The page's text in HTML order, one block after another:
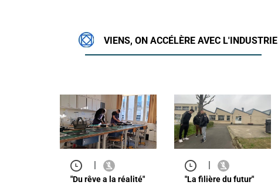
VIENS, ON ACCÉLÈRE AVEC L'INDUSTRIE
"Du rêve a la réalité" "La filière du futur"